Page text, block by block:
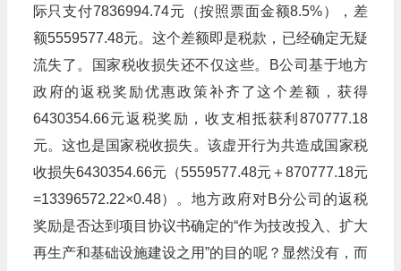
际只支付7836994.74元（按照票面金额8.5%），差
额5559577.48元。这个差额即是税款，已经确定无疑
流失了。国家税收损失还不仅这些。B公司基于地方
政府的返税奖励优惠政策补齐了这个差额，获得
6430354.66元返税奖励，收支相抵获利870777.18
元。这也是国家税收损失。该虚开行为共造成国家税
收损失6430354.66元（5559577.48元＋870777.18元
=13396572.22×0.48）。地方政府对B分公司的返税
奖励是否达到项目协议书确定的“作为技改投入、扩大
再生产和基础设施建设之用”的目的呢？显然没有，而